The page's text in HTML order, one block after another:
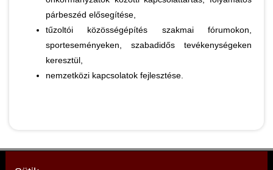
párbeszéd elősegítése,
tűzoltói közösségépítés szakmai fórumokon,
sporteseményeken, szabadidős tevékenységeken
keresztül,
nemzetközi kapcsolatok fejlesztése.